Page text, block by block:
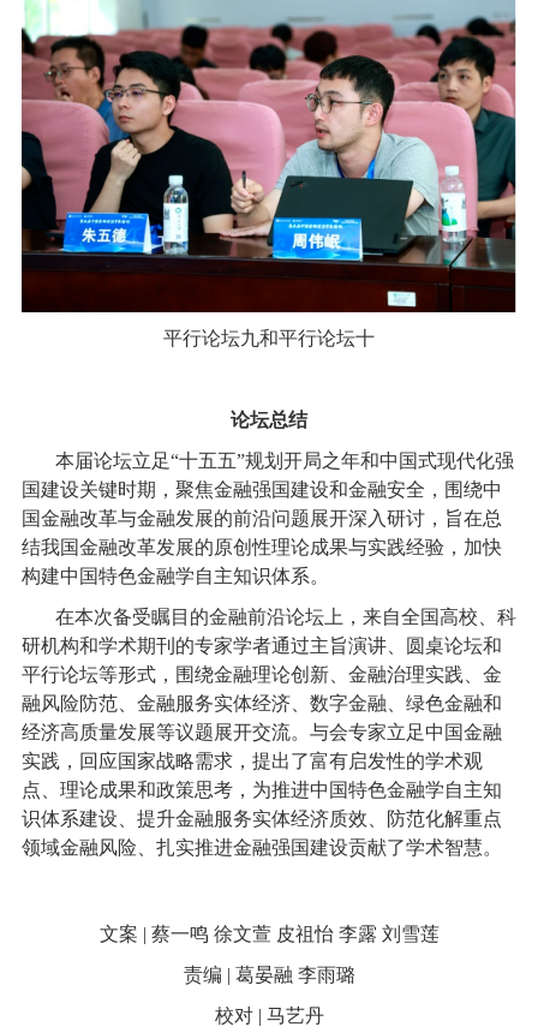
平行论坛九和平行论坛十
论坛总结
本届论坛立足“十五五”规划开局之年和中国式现代化强
国建设关键时期，聚焦金融强国建设和金融安全，围绕中
国金融改革与金融发展的前沿问题展开深入研讨，旨在总
结我国金融改革发展的原创性理论成果与实践经验，加快
构建中国特色金融学自主知识体系。
在本次备受瞩目的金融前沿论坛上，来自全国高校、科
研机构和学术期刊的专家学者通过主旨演讲、圆桌论坛和
平行论坛等形式，围绕金融理论创新、金融治理实践、金
融风险防范、金融服务实体经济、数字金融、绿色金融和
经济高质量发展等议题展开交流。与会专家立足中国金融
实践，回应国家战略需求，提出了富有启发性的学术观
点、理论成果和政策思考，为推进中国特色金融学自主知
识体系建设、提升金融服务实体经济质效、防范化解重点
领域金融风险、扎实推进金融强国建设贡献了学术智慧。
文案 | 蔡一鸣 徐文萱 皮祖怡 李露 刘雪莲
责编 | 葛晏融 李雨璐
校对 | 马艺丹